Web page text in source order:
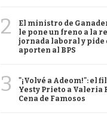
2
El ministro de
le pone un freno a la
jornada laboral y pide
aporten al BPS
3
"¡Volvé a Adeom!": el
Yesty Prieto a Valeria
Cena de Famosos